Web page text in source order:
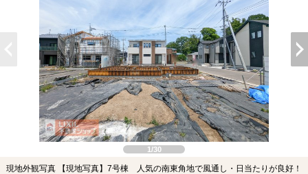
1/30
現地外観写真 【現地写真】7号棟 人気の南東角地で風通し・日当たりが良好！